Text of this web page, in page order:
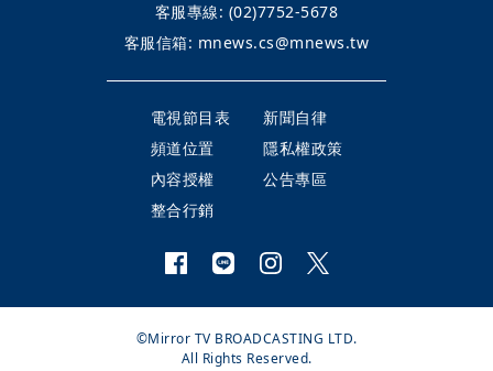
客服專線: (02)7752-5678
客服信箱: mnews.cs@mnews.tw
電視節目表
新聞自律
頻道位置
隱私權政策
內容授權
公告專區
整合行銷
©Mirror TV BROADCASTING LTD.
All Rights Reserved.